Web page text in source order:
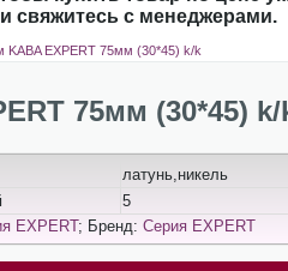
свяжитесь с менеджерами.
KABA EXPERT 75мм (30*45) k/k
75мм (30*45) k/
латунь,никель
5
EXPERT; Бренд: Серия EXPERT